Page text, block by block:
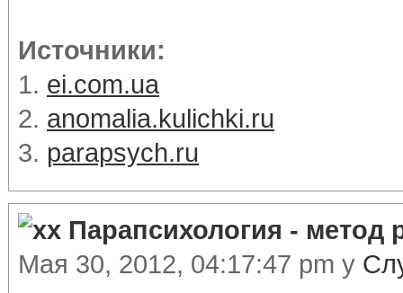
Источники:
1. ei.com.ua
2. anomalia.kulichki.ru
3. parapsych.ru
Парапсихология - метод
Мая 30, 2012, 04:17:47 pm у